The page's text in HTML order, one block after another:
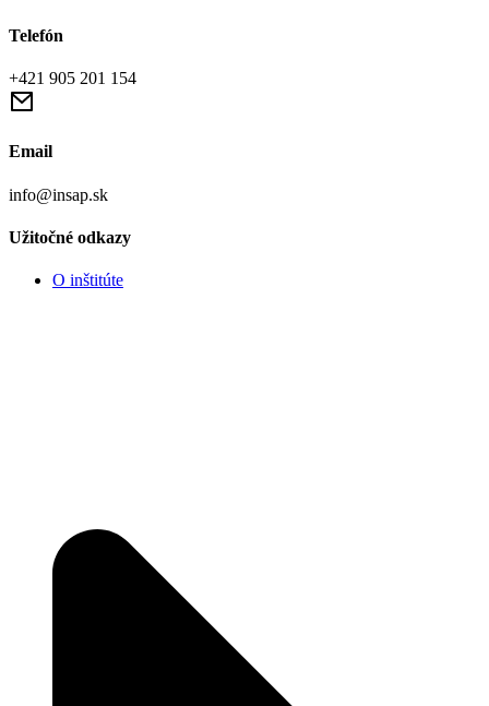
Telefón
+421 905 201 154
Email
info@insap.sk
Užitočné odkazy
O inštitúte